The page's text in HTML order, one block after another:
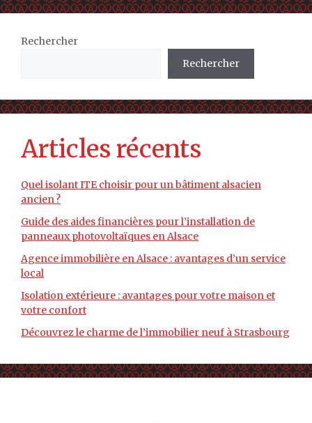
Rechercher
Rechercher
Articles récents
Quel isolant ITE choisir pour un bâtiment alsacien
ancien ?
Guide des aides financières pour l’installation de
panneaux photovoltaïques en Alsace
Agence immobilière en Alsace : avantages d’un service
local
Isolation extérieure : avantages pour votre maison et
votre confort
Découvrez le charme de l’immobilier neuf à Strasbourg